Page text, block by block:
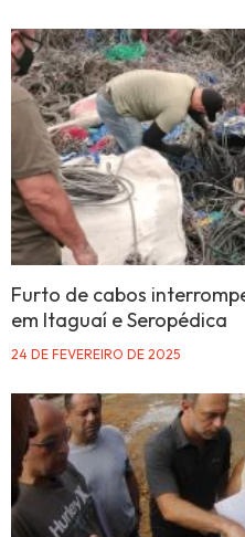
Furto de cabos
em Itaguaí e Seropédica
24 DE FEVEREIRO DE 2025